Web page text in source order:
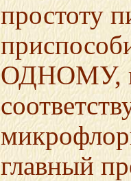
простоту
ОДНОМУ,
главный